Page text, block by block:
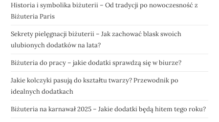
Historia i symbolika biżuterii – Od tradycji po nowoczesność z
Biżuteria Paris
Sekrety pielęgnacji biżuterii – Jak zachować blask swoich
ulubionych dodatków na lata?
Biżuteria do pracy – jakie dodatki sprawdzą się w biurze?
Jakie kolczyki pasują do kształtu twarzy? Przewodnik po
idealnych dodatkach
Biżuteria na karnawał 2025 – Jakie dodatki będą hitem tego roku?